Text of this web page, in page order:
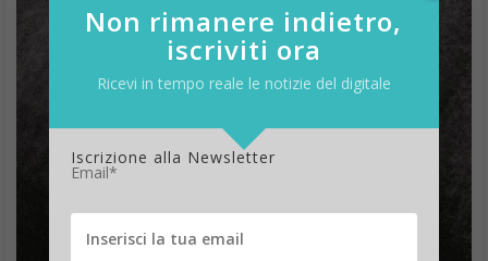
Non rimanere indietro,
iscriviti ora
Ricevi in tempo reale le notizie del digitale
Iscrizione alla Newsletter
Email*